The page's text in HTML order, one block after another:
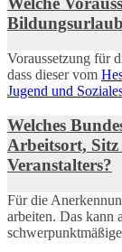
Bildungsurlaub
Voraussetzung für
dass dieser vom
Jugend und
Welches
Arbeitsort, Sitz
Veranstalters?
Für die
arbeiten. Das kann